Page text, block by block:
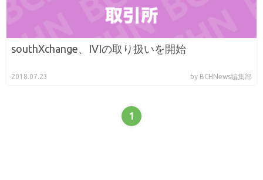
southXchange、IVIの取り扱いを開始
2018.07.23 by BCHNews編集部
1